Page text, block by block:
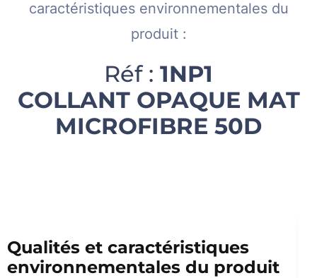
caractéristiques environnementales du
produit :​
Réf : 1NP1
COLLANT OPAQUE MAT
MICROFIBRE 50D
Qualités et caractéristiques
environnementales du produit